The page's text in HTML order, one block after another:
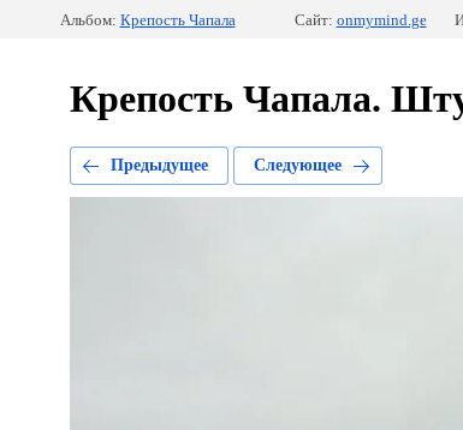
Альбом: Крепость Чапала Сайт: onmymind.ge
Крепость Чапала.
Предыдущее Следующее